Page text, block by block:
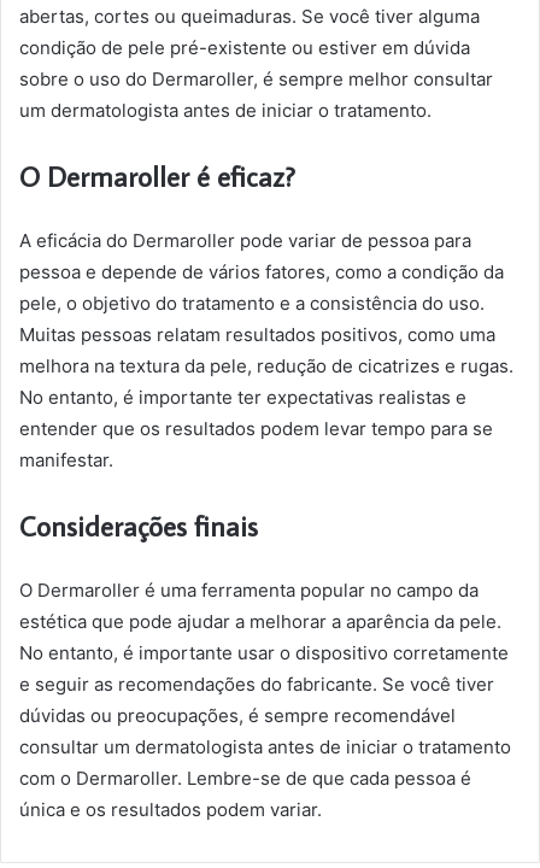
abertas, cortes ou queimaduras. Se você tiver alguma
condição de pele pré-existente ou estiver em dúvida
sobre o uso do Dermaroller, é sempre melhor consultar
um dermatologista antes de iniciar o tratamento.
O Dermaroller é eficaz?
A eficácia do Dermaroller pode variar de pessoa para
pessoa e depende de vários fatores, como a condição da
pele, o objetivo do tratamento e a consistência do uso.
Muitas pessoas relatam resultados positivos, como uma
melhora na textura da pele, redução de cicatrizes e rugas.
No entanto, é importante ter expectativas realistas e
entender que os resultados podem levar tempo para se
manifestar.
Considerações finais
O Dermaroller é uma ferramenta popular no campo da
estética que pode ajudar a melhorar a aparência da pele.
No entanto, é importante usar o dispositivo corretamente
e seguir as recomendações do fabricante. Se você tiver
dúvidas ou preocupações, é sempre recomendável
consultar um dermatologista antes de iniciar o tratamento
com o Dermaroller. Lembre-se de que cada pessoa é
única e os resultados podem variar.